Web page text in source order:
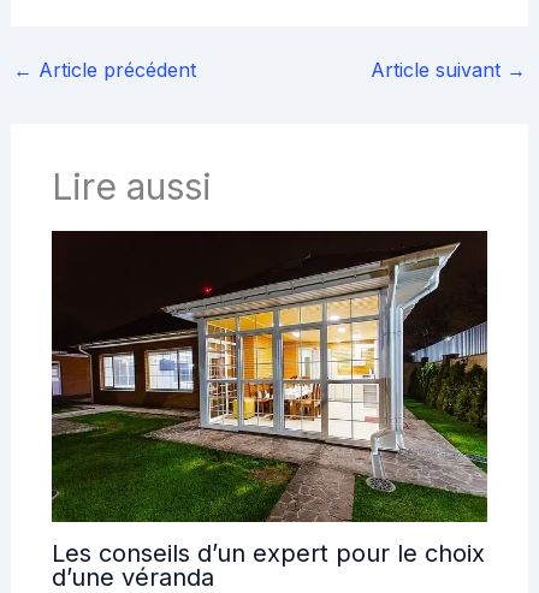
← Article précédent Article suivant →
Lire aussi
Les conseils d’un expert pour le choix
d’une véranda